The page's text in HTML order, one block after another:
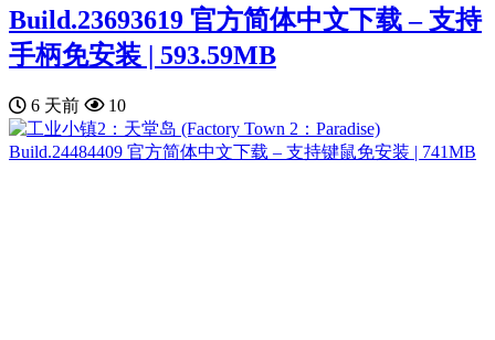
Build.23693619 官方简体中文下载 – 支持
手柄免安装 | 593.59MB
6 天前 10